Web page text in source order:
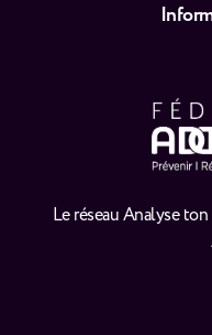
Le réseau Analyse